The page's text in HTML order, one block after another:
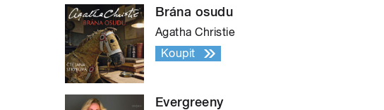
Brána osudu
Agatha Christie
Koupit
Evergreeny